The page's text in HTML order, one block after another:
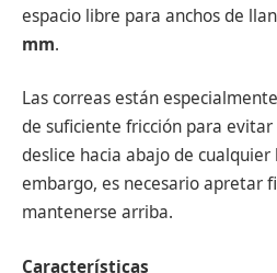
espacio libre para anchos de
mm.
Las correas están
de suficiente fricción para
deslice hacia abajo de cualquier
embargo, es necesario apretar
mantenerse arriba.
Características